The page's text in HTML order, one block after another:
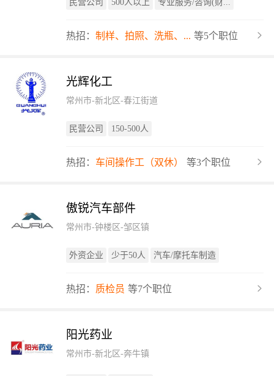
民营公司 500人以上 专业服务/咨询(财...
热招： 制样、拍照、洗瓶、... 等5个职位
光辉化工
常州市-新北区-春江街道
民营公司 150-500人
热招： 车间操作工（双休） 等3个职位
傲锐汽车部件
常州市-钟楼区-邹区镇
外资企业 少于50人 汽车/摩托车制造
热招： 质检员 等7个职位
阳光药业
常州市-新北区-奔牛镇